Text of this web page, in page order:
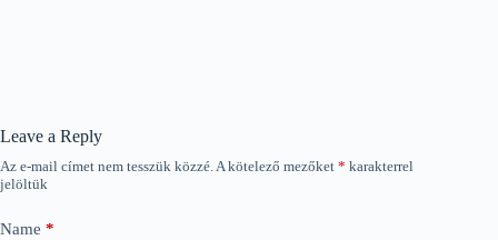
Leave a Reply
Az e-mail címet nem tesszük közzé. A kötelező mezőket * karakterrel
jelöltük
Name *